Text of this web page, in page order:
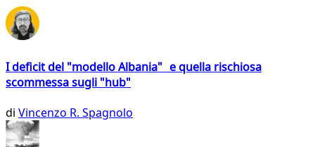
I deficit del "modello Albania" e quella rischiosa
scommessa sugli "hub"
di Vincenzo R. Spagnolo